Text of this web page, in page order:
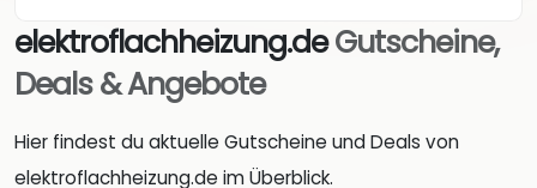
elektroflachheizung.deGutscheine,
Deals & Angebote
Hier findest du aktuelle Gutscheine und Deals von
elektroflachheizung.de im Überblick.